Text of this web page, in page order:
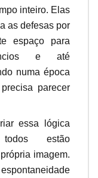
inteiro. Elas
as defesas por
espaço para
e até
numa época
parecer
essa lógica
estão
imagem.